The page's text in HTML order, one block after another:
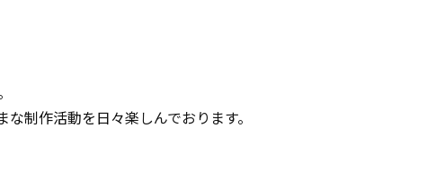
制作活動を日々楽しんでおります。